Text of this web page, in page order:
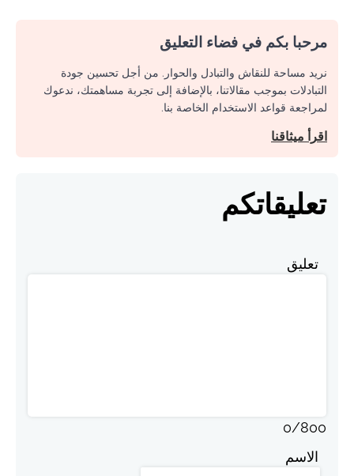
مرحبا بكم في فضاء التعليق
نريد مساحة للنقاش والتبادل والحوار. من أجل تحسين جودة
التبادلات بموجب مقالاتنا، بالإضافة إلى تجربة مساهمتك، ندعوك
لمراجعة قواعد الاستخدام الخاصة بنا.
اقرأ ميثاقنا
تعليقاتكم
تعليق
0/800
الاسم